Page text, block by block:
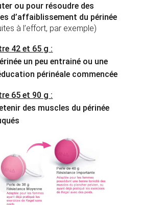
ou pour résoudre des
d’affaiblissement du périnée
à l’effort, par exemple)
42 et 65 g :
un peu entrainé ou une
périnéale commencée
65 et 90 g :
des muscles du périnée